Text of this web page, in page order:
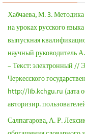
Хабчаева, М. 3.
на уроках русского
выпускная
научный руководитель
– Текст: электронный //
Черкесского
http://lib.kchgu.ru (дата
авторизир.
Салпагарова, А. Р.